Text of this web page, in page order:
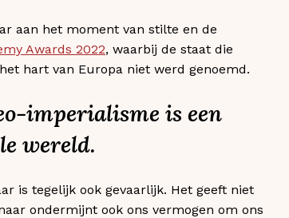
aan het moment van stilte en de
Awards 2022, waarbij de staat die
hart van Europa niet werd genoemd.
imperialisme is een
wereld.
is tegelijk ook gevaarlijk. Het geeft niet
ondermijnt ook ons vermogen om ons